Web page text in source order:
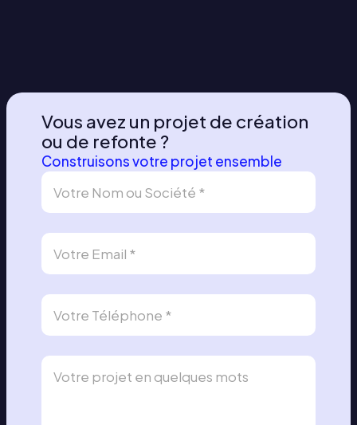
Vous avez un projet de création
ou de refonte ?
Construisons votre projet ensemble
D
a
e
e
c